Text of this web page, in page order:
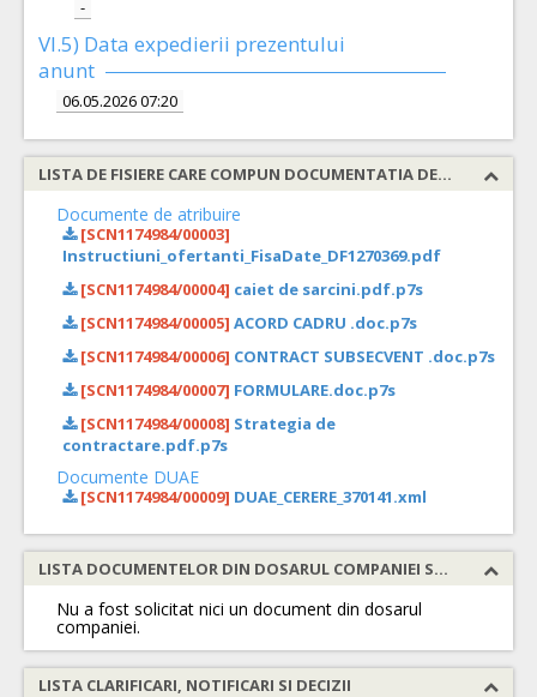
-
VI.5) Data expedierii prezentului
anunt
06.05.2026 07:20
LISTA DE FISIERE CARE COMPUN DOCUMENTATIA DE ATRIBUIRE
Documente de atribuire
[SCN1174984/00003]
Instructiuni_ofertanti_FisaDate_DF1270369.pdf
[SCN1174984/00004] caiet de sarcini.pdf.p7s
[SCN1174984/00005] ACORD CADRU .doc.p7s
[SCN1174984/00006] CONTRACT SUBSECVENT .doc.p7s
[SCN1174984/00007] FORMULARE.doc.p7s
[SCN1174984/00008] Strategia de
contractare.pdf.p7s
Documente DUAE
[SCN1174984/00009] DUAE_CERERE_370141.xml
LISTA DOCUMENTELOR DIN DOSARUL COMPANIEI SOLICITATE
Nu a fost solicitat nici un document din dosarul
companiei.
LISTA CLARIFICARI, NOTIFICARI SI DECIZII